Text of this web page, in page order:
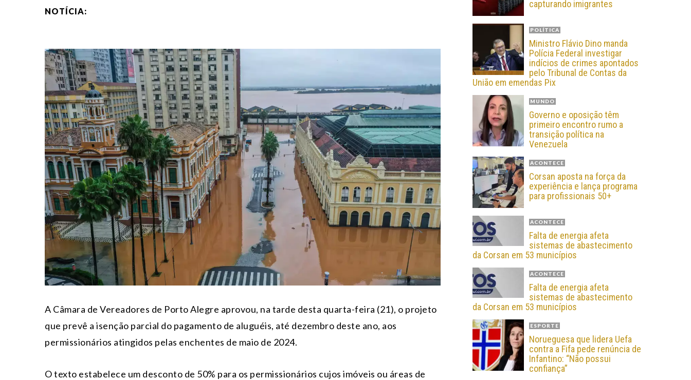
NOTÍCIA:
A Câmara de Vereadores de Porto Alegre aprovou, na tarde desta quarta-feira (21), o projeto
que prevê a isenção parcial do pagamento de aluguéis, até dezembro deste ano, aos
permissionários atingidos pelas enchentes de maio de 2024.
O texto estabelece um desconto de 50% para os permissionários cujos imóveis ou áreas de
capturando imigrantes
POLÍTICA
Ministro Flávio Dino manda
Polícia Federal investigar
indícios de crimes apontados
pelo Tribunal de Contas da
União em emendas Pix
MUNDO
Governo e oposição têm
primeiro encontro rumo a
transição política na
Venezuela
ACONTECE
Corsan aposta na força da
experiência e lança programa
para profissionais 50+
ACONTECE
Falta de energia afeta
sistemas de abastecimento
da Corsan em 53 municípios
ACONTECE
Falta de energia afeta
sistemas de abastecimento
da Corsan em 53 municípios
ESPORTE
Norueguesa que lidera Uefa
contra a Fifa pede renúncia de
Infantino: “Não possui
confiança”